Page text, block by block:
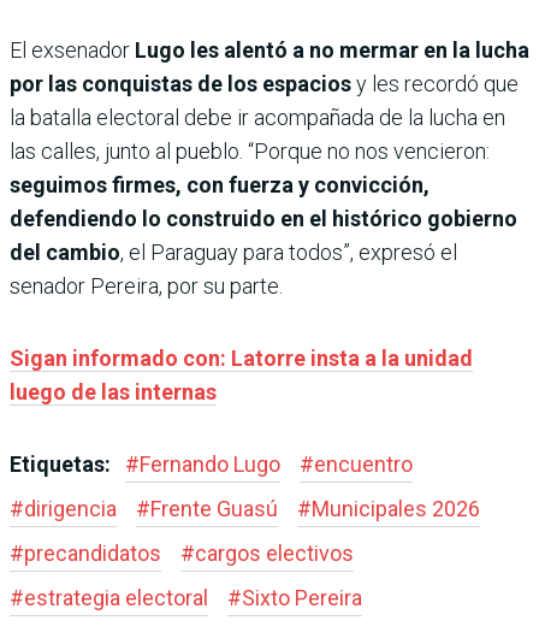
El exsenador Lugo les alentó a no mermar en la lucha
por las conquistas de los espaciosy les recordó que
la batalla electoral debe ir acompañada de la lucha en
las calles, junto al pueblo. “Porque no nos vencieron:
seguimos firmes, con fuerza y convicción,
defendiendo lo construido en el histórico gobierno
del cambio, el Paraguay para todos”, expresó el
senador Pereira, por su parte.
Sigan informado con: Latorre insta a la unidad
luego de las internas
Etiquetas: #Fernando Lugo #encuentro
#dirigencia #Frente Guasú #Municipales 2026
#precandidatos #cargos electivos
#estrategia electoral #Sixto Pereira